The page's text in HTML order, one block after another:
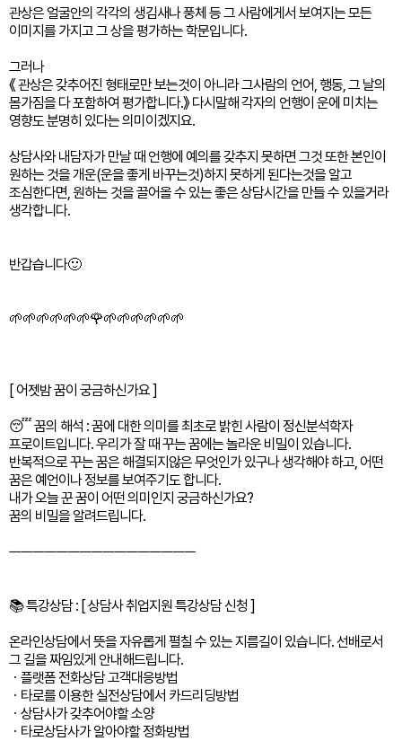
관상은 얼굴안의 각각의 생김새나 풍체 등 그 사람에게서 보여지는 모든
이미지를 가지고 그 상을 평가하는 학문입니다.
그러나
《 관상은 갖추어진 형태로만 보는것이 아니라 그사람의 언어, 행동, 그 날의
몸가짐을 다 포함하여 평가합니다.》 다시말해 각자의 언행이 운에 미치는
영향도 분명히 있다는 의미이겠지요.
상담사와 내담자가 만날 때 언행에 예의를 갖추지 못하면 그것 또한 본인이
원하는 것을 개운(운을 좋게 바꾸는것)하지 못하게 된다는것을 알고
조심한다면, 원하는 것을 끌어올 수 있는 좋은 상담시간을 만들 수 있을거라
생각합니다.
반갑습니다🙂
🌱🌱🌱🌱🌱🌱🌹🌱🌱🌱🌱🌱🌱
[ 어젯밤 꿈이 궁금하신가요 ]
😴 꿈의 해석 : 꿈에 대한 의미를 최초로 밝힌 사람이 정신분석학자
프로이트입니다. 우리가 잘 때 꾸는 꿈에는 놀라운 비밀이 있습니다.
반복적으로 꾸는 꿈은 해결되지않은 무엇인가 있구나 생각해야 하고, 어떤
꿈은 예언이나 정보를 보여주기도 합니다.
내가 오늘 꾼 꿈이 어떤 의미인지 궁금하신가요?
꿈의 비밀을 알려드립니다.
ㅡㅡㅡㅡㅡㅡㅡㅡㅡㅡㅡㅡㅡㅡㅡㅡ
📚 특강상담 : [ 상담사 취업지원 특강상담 신청 ]
온라인상담에서 뜻을 자유롭게 펼칠 수 있는 지름길이 있습니다. 선배로서
그 길을 짜임있게 안내해드립니다.
ㆍ플랫폼 전화상담 고객대응방법
ㆍ타로를 이용한 실전상담에서 카드리딩방법
ㆍ상담사가 갖추어야할 소양
ㆍ타로상담사가 알아야할 정화방법